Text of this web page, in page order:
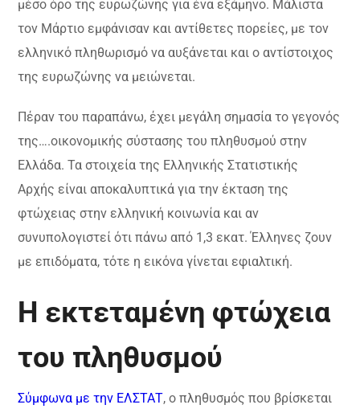
μέσο όρο της ευρωζώνης για ένα εξάμηνο. Μάλιστα
τον Μάρτιο εμφάνισαν και αντίθετες πορείες, με τον
ελληνικό πληθωρισμό να αυξάνεται και ο αντίστοιχος
της ευρωζώνης να μειώνεται.
Πέραν του παραπάνω, έχει μεγάλη σημασία το γεγονός
της….οικονομικής σύστασης του πληθυσμού στην
Ελλάδα. Τα στοιχεία της Ελληνικής Στατιστικής
Αρχής είναι αποκαλυπτικά για την έκταση της
φτώχειας στην ελληνική κοινωνία και αν
συνυπολογιστεί ότι πάνω από 1,3 εκατ. Έλληνες ζουν
με επιδόματα, τότε η εικόνα γίνεται εφιαλτική.
Η εκτεταμένη φτώχεια
του πληθυσμού
Σύμφωνα με την ΕΛΣΤΑΤ, o πληθυσμός που βρίσκεται